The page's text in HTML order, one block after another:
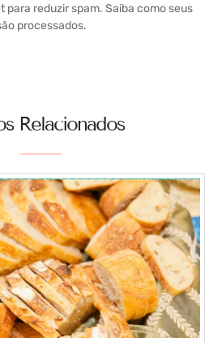
para reduzir spam. Saiba como seus
processados.
Relacionados